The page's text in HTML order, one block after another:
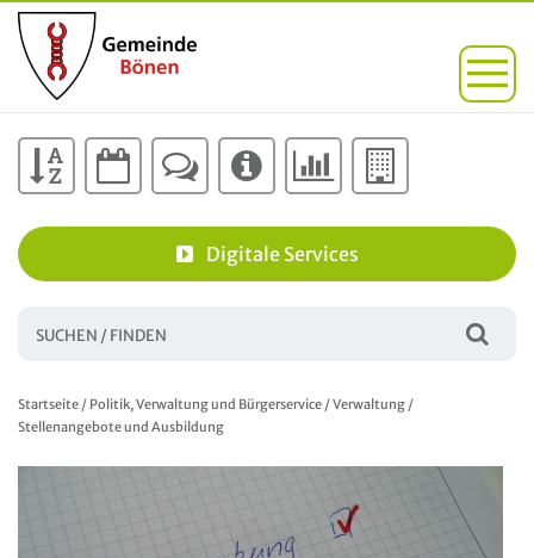
Digitale Services
Startseite / Politik, Verwaltung und Bürgerservice /Verwaltung /
Stellenangebote und Ausbildung